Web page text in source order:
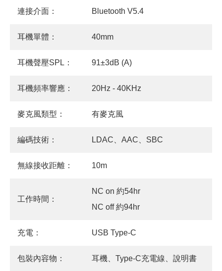
連接介面： Bluetooth V5.4
耳機單體： 40mm
耳機聲壓SPL： 91±3dB (A)
耳機頻率響應： 20Hz - 40KHz
麥克風類型： 有麥克風
編碼技術： LDAC、AAC、SBC
無線接收距離： 10m
工作時間：
NC on 約54hr
NC off 約94hr
充電： USB Type-C
包裝內容物： 耳機、Type-C充電線、說明書